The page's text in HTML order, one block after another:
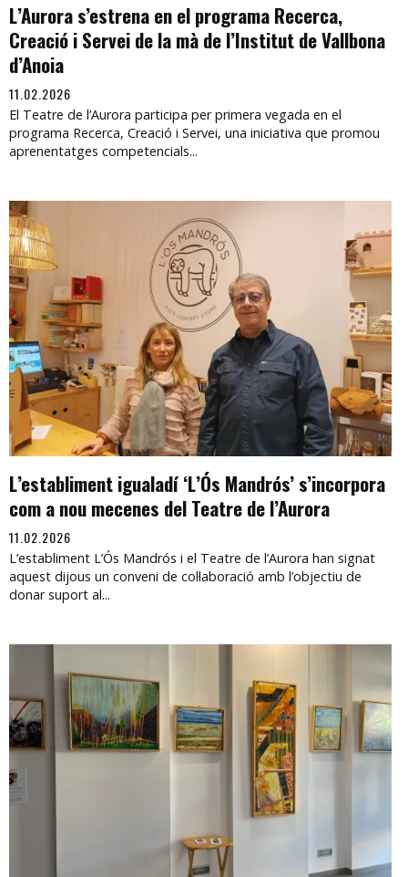
L’Aurora s’estrena en el programa Recerca,
Creació i Servei de la mà de l’Institut de Vallbona
d’Anoia
11.02.2026
El Teatre de l’Aurora participa per primera vegada en el
programa Recerca, Creació i Servei, una iniciativa que promou
aprenentatges competencials...
L’establiment igualadí ‘L’Ós Mandrós’ s’incorpora
com a nou mecenes del Teatre de l’Aurora
11.02.2026
L’establiment L’Ós Mandrós i el Teatre de l’Aurora han signat
aquest dijous un conveni de col·laboració amb l’objectiu de
donar suport al...